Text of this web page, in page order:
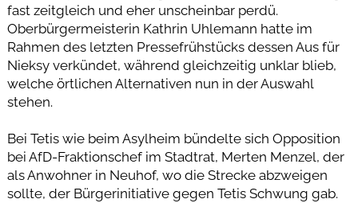
fast zeitgleich und eher unscheinbar perdü.
Oberbürgermeisterin Kathrin Uhlemann hatte im
Rahmen des letzten Pressefrühstücks dessen Aus für
Nieksy verkündet, während gleichzeitig unklar blieb,
welche örtlichen Alternativen nun in der Auswahl
stehen.
Bei Tetis wie beim Asylheim bündelte sich Opposition
bei AfD-Fraktionschef im Stadtrat, Merten Menzel, der
als Anwohner in Neuhof, wo die Strecke abzweigen
sollte, der Bürgerinitiative gegen Tetis Schwung gab.